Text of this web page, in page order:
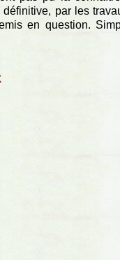
par les
en question.